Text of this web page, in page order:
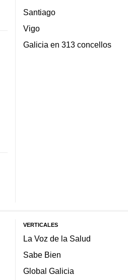
Santiago
Vigo
Galicia en 313 concellos
VERTICALES
La Voz de la Salud
Sabe Bien
Global Galicia